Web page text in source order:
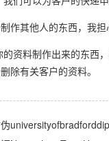
作其他人的东西，我担
资料制作出来的东西
除有关客户的资料。